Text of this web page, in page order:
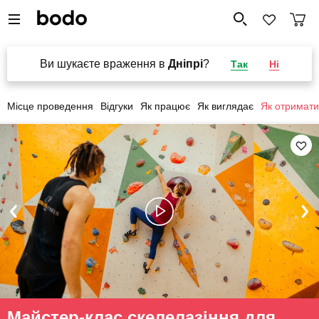
Ви шукаєте враження в Дніпрі? Так Ні
Місце проведення Відгуки Як працює Як виглядає Як отримати